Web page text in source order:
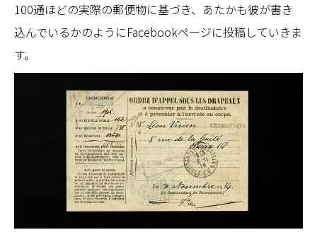
100通ほどの実際の郵便物に基づき、あたかも彼が書き
込んでいるかのようにFacebookページに投稿していきま
す。